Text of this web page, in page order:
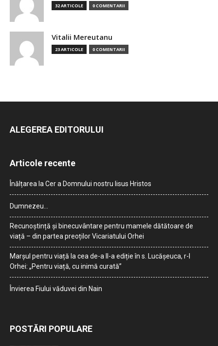
32 ARTICOLE 0 COMENTARII
Vitalii Mereutanu
23 ARTICOLE 0 COMENTARII
ALEGEREA EDITORULUI
Articole recente
Înălțarea la Cer a Domnului nostru Iisus Hristos
Dumnezeu…
Recunoștință și binecuvântare pentru mamele dătătoare de
viață – din partea preoților Vicariatului Orhei
Marșul pentru viață la cea de-a II-a ediție în s. Lucășeuca, r-l
Orhei: „Pentru viață, cu inimă curată”
Învierea Fiului văduvei din Nain
POSTĂRI POPULARE